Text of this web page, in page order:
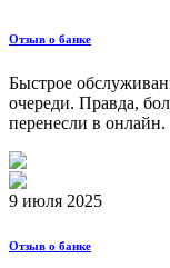
Отзыв о банке
Быстрое
очереди. Правда,
перенесли в онлайн.
9 июля 2025
Отзыв о банке